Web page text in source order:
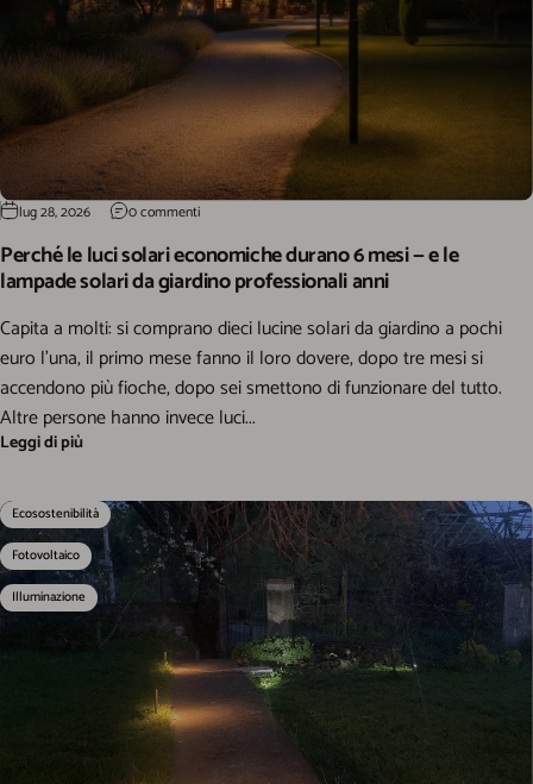
lug 28, 2026 0 commenti
Perché le luci solari economiche durano 6 mesi — e le
lampade solari da giardino professionali anni
Capita a molti: si comprano dieci lucine solari da giardino a pochi
euro l'una, il primo mese fanno il loro dovere, dopo tre mesi si
accendono più fioche, dopo sei smettono di funzionare del tutto.
Altre persone hanno invece luci...
Leggi di più
Ecosostenibilità
Fotovoltaico
Illuminazione